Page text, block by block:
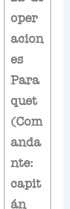
oper
acion
es
Para
quet
(Com
anda
nte:
capit
án